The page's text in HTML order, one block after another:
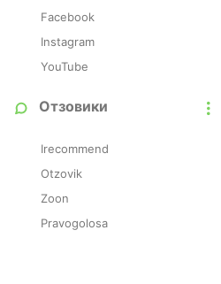
Facebook
Instagram
YouTube
Отзовики
Irecommend
Otzovik
Zoon
Pravogolosa